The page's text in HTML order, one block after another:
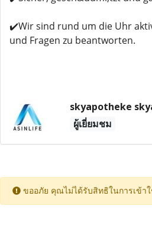
✔️Wir sind rund um die Uhr
und Fragen zu beantworten.
skyapotheke
ผู้เยี่ยมชม
ขออภัย คุณไม่ได้รับสิทธิในการเข้า